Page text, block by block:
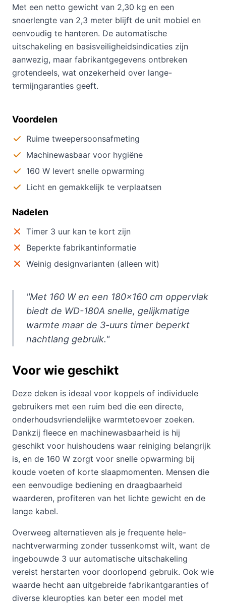
Met een netto gewicht van 2,30 kg en een
snoerlengte van 2,3 meter blijft de unit mobiel en
eenvoudig te hanteren. De automatische
uitschakeling en basisveiligheidsindicaties zijn
aanwezig, maar fabrikantgegevens ontbreken
grotendeels, wat onzekerheid over lange-
termijngaranties geeft.
Voordelen
Ruime tweepersoonsafmeting
Machinewasbaar voor hygiëne
160 W levert snelle opwarming
Licht en gemakkelijk te verplaatsen
Nadelen
Timer 3 uur kan te kort zijn
Beperkte fabrikantinformatie
Weinig designvarianten (alleen wit)
"Met 160 W en een 180×160 cm oppervlak
biedt de WD-180A snelle, gelijkmatige
warmte maar de 3-uurs timer beperkt
nachtlang gebruik."
Voor wie geschikt
Deze deken is ideaal voor koppels of individuele
gebruikers met een ruim bed die een directe,
onderhoudsvriendelijke warmtetoevoer zoeken.
Dankzij fleece en machinewasbaarheid is hij
geschikt voor huishoudens waar reiniging belangrijk
is, en de 160 W zorgt voor snelle opwarming bij
koude voeten of korte slaapmomenten. Mensen die
een eenvoudige bediening en draagbaarheid
waarderen, profiteren van het lichte gewicht en de
lange kabel.
Overweeg alternatieven als je frequente hele-
nachtverwarming zonder tussenkomst wilt, want de
ingebouwde 3 uur automatische uitschakeling
vereist herstarten voor doorlopend gebruik. Ook wie
waarde hecht aan uitgebreide fabrikantgaranties of
diverse kleuropties kan beter een model met